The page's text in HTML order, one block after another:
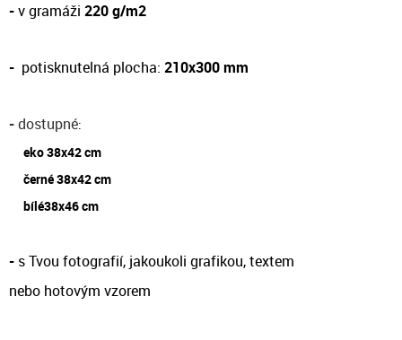
-v gramáži 220 g/m2
- potisknutelná plocha: 210x300 mm
-dostupné:
eko 38x42 cm
černé 38x42 cm
bílé38x46 cm
- s Tvou fotografií, jakoukoli grafikou, textem
nebo hotovým vzorem